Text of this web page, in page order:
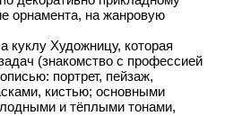
орнамента, на жанровую
куклу Художницу, которая
(знакомство с профессией
портрет, пейзаж,
кистью; основными
и тёплыми тонами,